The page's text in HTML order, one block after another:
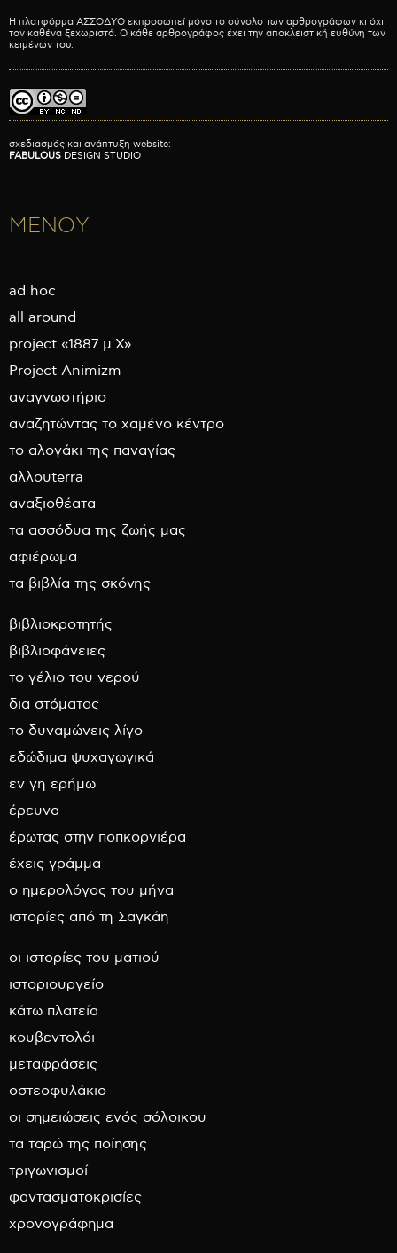
Η πλατφόρμα ΑΣΣΟΔΥΟ εκπροσωπεί μόνο το σύνολο των αρθρογράφων κι όχι
τον καθένα ξεχωριστά. Ο κάθε αρθρογράφος έχει την αποκλειστική ευθύνη των
κειμένων του.
σχεδιασμός και ανάπτυξη website:
FABULOUS DESIGN STUDIO
ΜΕΝΟΥ
ad hoc
all around
project «1887 μ.Χ»
Project Animizm
αναγνωστήριο
αναζητώντας το χαμένο κέντρο
το αλογάκι της παναγίας
αλλουterra
αναξιοθέατα
τα ασσόδυα της ζωής μας
αφιέρωμα
τα βιβλία της σκόνης
βιβλιοκροτητής
βιβλιοφάνειες
το γέλιο του νερού
δια στόματος
το δυναμώνεις λίγο
εδώδιμα ψυχαγωγικά
εν γη ερήμω
έρευνα
έρωτας στην ποπκορνιέρα
έχεις γράμμα
ο ημερολόγος του μήνα
ιστορίες από τη Σαγκάη
οι ιστορίες του ματιού
ιστοριουργείο
κάτω πλατεία
κουβεντολόι
μεταφράσεις
οστεοφυλάκιο
οι σημειώσεις ενός σόλοικου
τα ταρώ της ποίησης
τριγωνισμοί
φαντασματοκρισίες
χρονογράφημα